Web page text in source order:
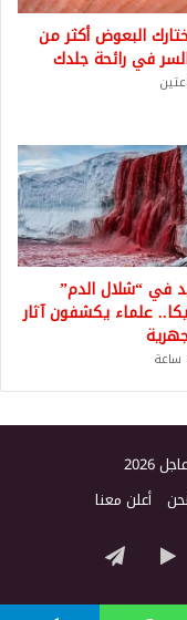
البعوض أكثر من
في رائحة جلدك
في “شلال الدم”
علماء يكشفون آثار
أعلن معنا
‏Google
Play
تيلقرام